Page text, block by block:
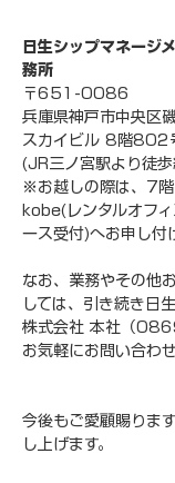
日生シップマネージ
務所
〒651-0086
兵庫県神戸市中央
スカイビル 8階802
(JR三ノ宮駅より徒
※お越しの際は、7
kobe(レンタルオフ
ース受付)へお申し付
なお、業務やその他
しては、引き続き日
株式会社 本社（
お気軽にお問い合わ
今後もご愛顧賜りま
し上げます。